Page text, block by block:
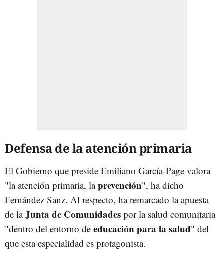
Defensa de la atención primaria
El Gobierno que preside Emiliano García-Page valora
"la atención primaria, laprevención", ha dicho
Fernández Sanz. Al respecto, ha remarcado la apuesta
de laJunta de Comunidades por la salud comunitaria
"dentro del entorno de educación para la salud" del
que esta especialidad es protagonista.